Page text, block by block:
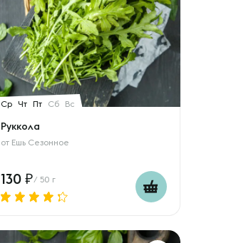
Ср Чт Пт Сб Вс
Руккола
от Ешь Сезонное
130 / 50 г